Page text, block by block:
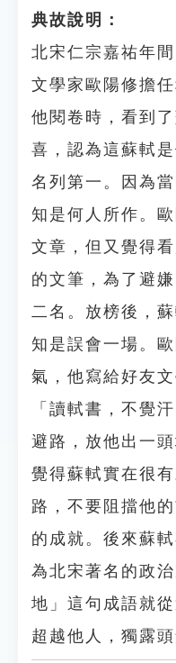
典故說明：
北宋仁宗嘉祐年
文學家歐陽修擔
他閱卷時，看到
喜，認為這蘇軾
名列第一。因為
知是何人所作。
文章，但又覺得
的文筆，為了避
二名。放榜後，
知是誤會一場。
氣，他寫給好友
「讀軾書，不覺
避路，放他出一
覺得蘇軾實在很
路，不要阻擋他
的成就。後來蘇
為北宋著名的政
地」這句成語就
超越他人，獨露頭